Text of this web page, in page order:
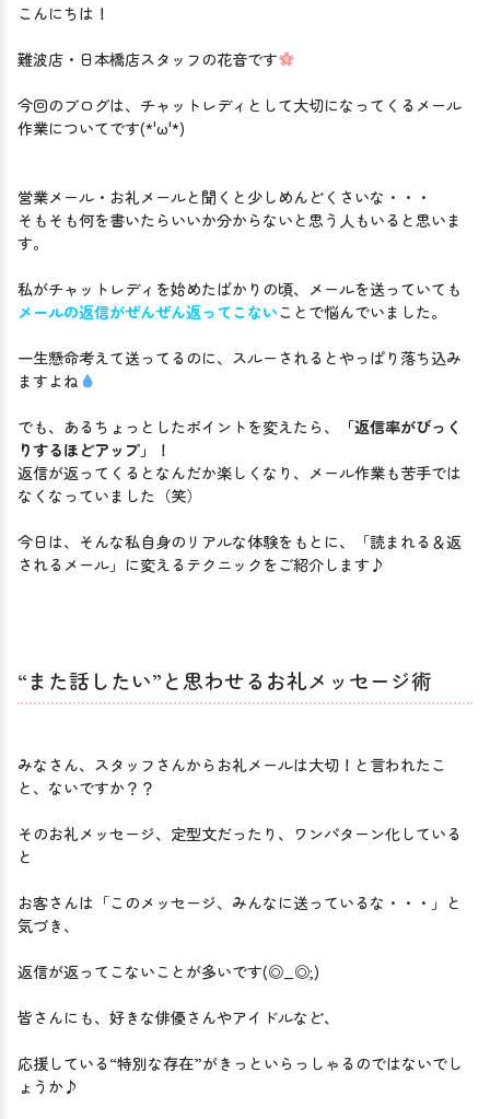
こんにちは！
難波店・日本橋店スタッフの花音です
今回のブログは、チャットレディとして大切になってくるメール
作業についてです(*'ω'*)
営業メール・お礼メールと聞くと少しめんどくさいな・・・
そもそも何を書いたらいいか分からないと思う人もいると思いま
す。
私がチャットレディを始めたばかりの頃、メールを送っていても
メールの返信がぜんぜん返ってこないことで悩んでいました。
一生懸命考えて送ってるのに、スルーされるとやっぱり落ち込み
ますよね
でも、あるちょっとしたポイントを変えたら、
「返信率がびっく
りするほどアップ」
！
返信が返ってくるとなんだか楽しくなり、メール作業も苦手では
なくなっていました（笑）
今日は、そんな私自身のリアルな体験をもとに、「読まれる＆返
されるメール」に変えるテクニックをご紹介します♪
“また話したい”と思わせるお礼メッセージ術
みなさん、スタッフさんからお礼メールは大切！と言われたこ
と、ないですか？？
そのお礼メッセージ、定型文だったり、ワンパターン化している
と
お客さんは「このメッセージ、みんなに送っているな・・・」と
気づき、
返信が返ってこないことが多いです(◎_◎;)
皆さんにも、好きな俳優さんやアイドルなど、
応援している“特別な存在”がきっといらっしゃるのではないでし
ょうか♪